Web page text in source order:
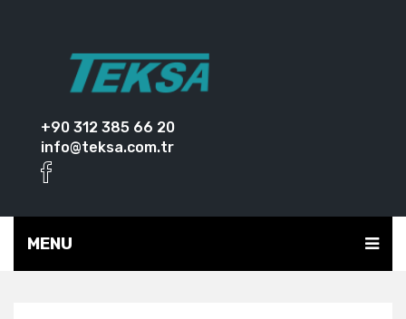
+90 312 385 66 20
info@teksa.com.tr
MENU